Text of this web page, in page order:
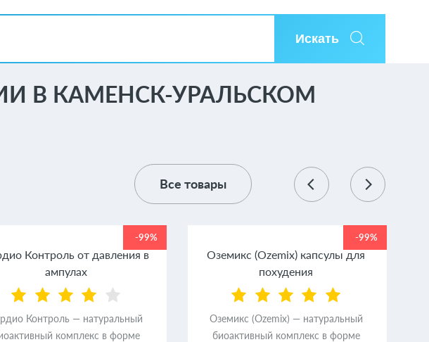
Искать
В КАМЕНСК-УРАЛЬСКОМ
Все товары
-99%
Контроль от давления в
ампулах
Контроль — натуральный
комплекс в форме
-99%
Оземикс (Ozemix) капсулы для
похудения
Оземикс (Ozemix) — натуральный
биоактивный комплекс в форме